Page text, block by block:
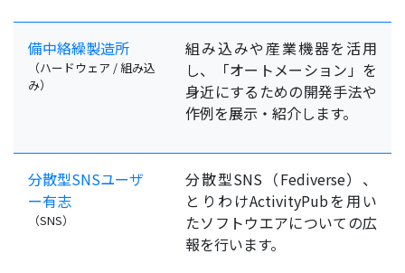
備中絡繰製造所
（ハードウェア / 組み込
み）
組み込みや産業機器を活用
し、「オートメーション」を
身近にするための開発手法や
作例を展示・紹介します。
分散型SNSユーザ
ー有志
（SNS）
分散型SNS（Fediverse）、
とりわけActivityPubを用い
たソフトウエアについての広
報を行います。